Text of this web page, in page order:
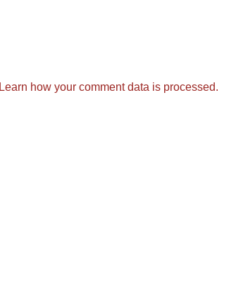
Learn how your comment data is processed.